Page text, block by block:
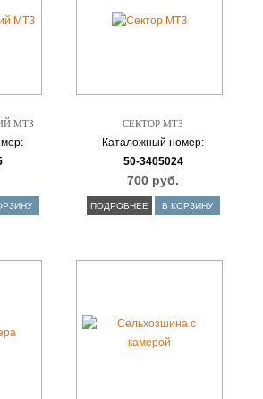
МТЗ СЕКТОР МТЗ
Каталожный номер:
50-3405024
700 руб.
ПОДРОБНЕЕ В КОРЗИНУ